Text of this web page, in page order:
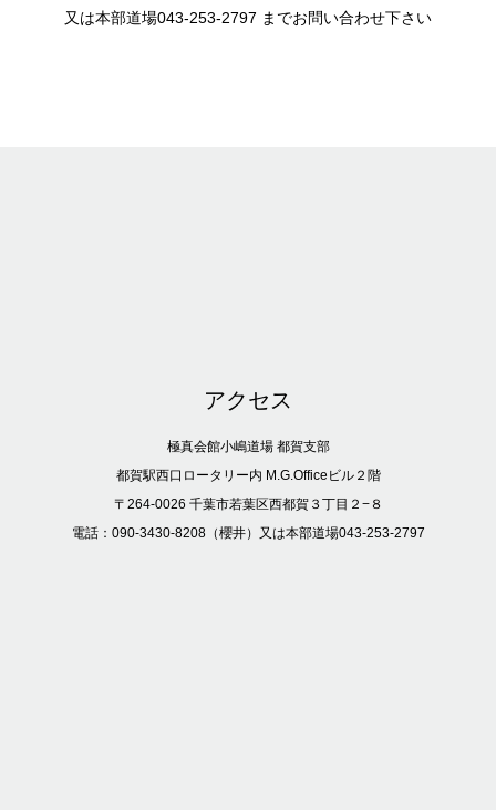
又は本部道場043-253-2797 までお問い合わせ下さい
アクセス
極真会館小嶋道場 都賀支部
都賀駅西口ロータリー内 M.G.Officeビル２階
〒264-0026 千葉市若葉区西都賀３丁目２−８
電話：090-3430-8208（櫻井）又は本部道場043-253-2797